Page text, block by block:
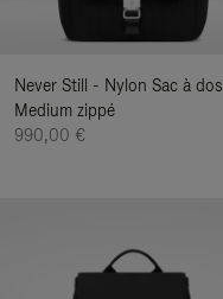
Never Still - Nylon Sac à dos
Medium zippé
990,00 €